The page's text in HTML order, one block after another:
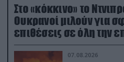
Στο «κόκκινο» το
Ουκρανοί μιλούν για
επιθέσεις σε όλη την
07.08.2026